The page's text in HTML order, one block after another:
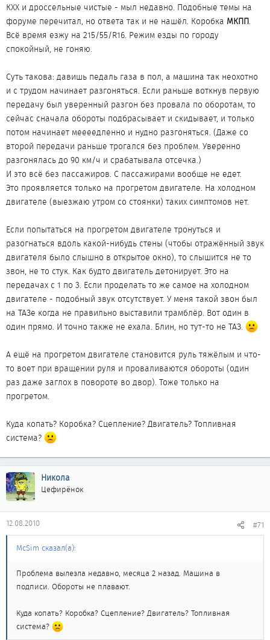
КХХ и дроссельные чистые - мыл недавно. Подобные темы на
форуме перечитал, но ответа так и не нашёл. Коробка МКПП.
Всё время езжу на 215/55/R16. Режим езды по городу
спокойный, не гоняю.
Суть такова: давишь педаль газа в пол, а машина так неохотно
и с трудом начинает разгоняться. Если раньше воткнув первую
передачу был уверенный разгон без провала по оборотам, то
сейчас сначала обороты подбрасывает и скидывает, и только
потом начинает меееедленно и нудно разгоняться. (Даже со
второй передачи раньше трогался без проблем. Уверенно
разгонялась до 90 км/ч и срабатывала отсечка.)
И это всё без пассажиров. С пассажирами вообще не едет.
Это проявляется только на прогретом двигателе. На холодном
двигателе (выезжаю утром со стоянки) таких симптомов нет.
Если попытаться на прогретом двигателе тронуться и
разогнаться вдоль какой-нибудь стены (чтобы отражённый звук
двигателя было слышно в открытое окно), то слышится не то
звон, не то стук. Как будто двигатель детонирует. Это на
передачах с 1 по 3. Если проделать то же самое на холодном
двигателе - подобный звук отсутствует. У меня такой звон был
на ТАЗе когда не правильно выставили трамблёр. Вот один в
один прямо. И точно также не ехала. Блин, но тут-то не ТАЗ.
А ещё на прогретом двигателе становится руль тяжёлым и что-
то воет при вращении руля и проваливаются обороты (один
раз даже заглох в повороте во двор). Тоже только на
прогретом.
Куда копать? Коробка? Сцепление? Двигатель? Топливная
система?
Никола
Цефирёнок
12.08.2010 #71
McSim сказал(а):
Проблема вылезла недавно, месяца 2 назад. Машина в
подписи. Обороты не плавают.
Куда копать? Коробка? Сцепление? Двигатель? Топливная
система?